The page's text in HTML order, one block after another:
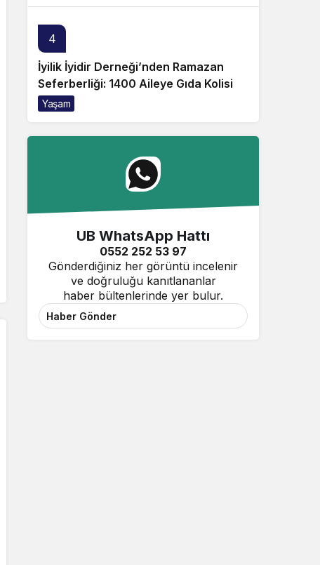
4
İyilik İyidir Derneği’nden Ramazan
Seferberliği: 1400 Aileye Gıda Kolisi
Yaşam
UB WhatsApp Hattı
0552 252 53 97
Gönderdiğiniz her görüntü incelenir
ve doğruluğu kanıtlananlar
haber bültenlerinde yer bulur.
Haber Gönder